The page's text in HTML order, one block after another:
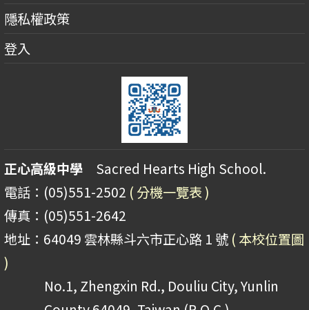
隱私權政策
登入
正心高級中學 Sacred Hearts High School.
電話：(05)551-2502 ( 分機一覽表 )
傳真：(05)551-2642
地址：64049 雲林縣斗六市正心路 1 號 ( 本校位置圖
)
No.1, Zhengxin Rd., Douliu City, Yunlin